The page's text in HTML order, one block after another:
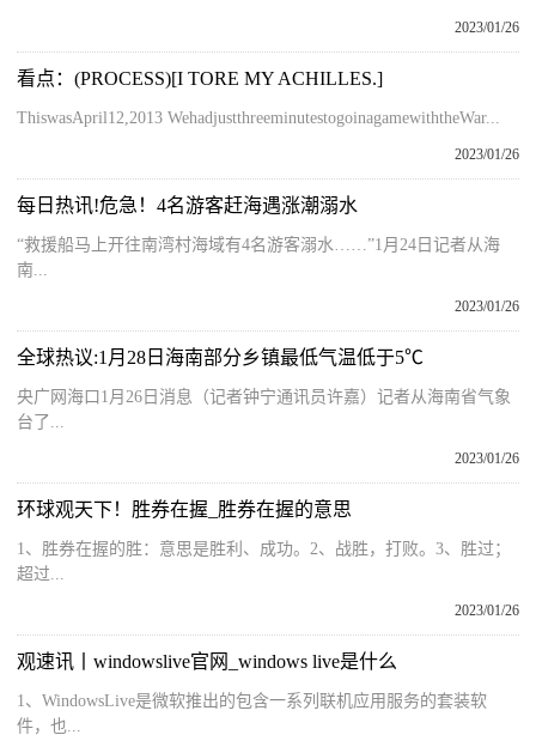
2023/01/26
看点：(PROCESS)[I TORE MY ACHILLES.]
ThiswasApril12,2013 WehadjustthreeminutestogoinagamewiththeWar...
2023/01/26
每日热讯!危急！4名游客赶海遇涨潮溺水
“救援船马上开往南湾村海域有4名游客溺水……”1月24日记者从海
南...
2023/01/26
全球热议:1月28日海南部分乡镇最低气温低于5℃
央广网海口1月26日消息（记者钟宁通讯员许嘉）记者从海南省气象
台了...
2023/01/26
环球观天下！胜券在握_胜券在握的意思
1、胜券在握的胜：意思是胜利、成功。2、战胜，打败。3、胜过；
超过...
2023/01/26
观速讯丨windowslive官网_windows live是什么
1、WindowsLive是微软推出的包含一系列联机应用服务的套装软
件，也...